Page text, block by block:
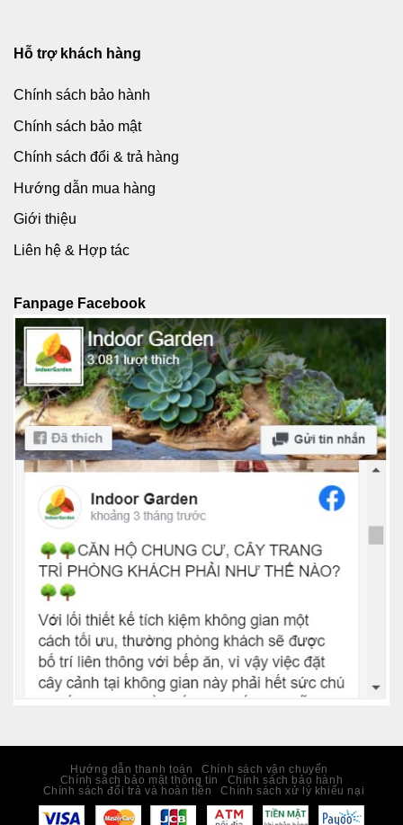
Hỗ trợ khách hàng
Chính sách bảo hành
Chính sách bảo mật
Chính sách đổi & trả hàng
Hướng dẫn mua hàng
Giới thiệu
Liên hệ & Hợp tác
Fanpage Facebook
Hướng dẫn thanh toán
Chính sách vận chuyển
Chính sách bảo mật thông tin
Chính sách bảo hành
Chính sách đổi trả và hoàn tiền
Chính sách xử lý khiếu nại